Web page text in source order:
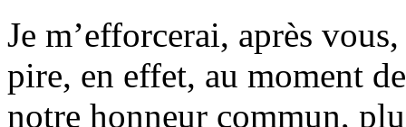
Je m’efforcerai, après
pire, en effet, au moment
notre honneur commun,